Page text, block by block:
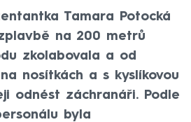
Tamara Potocká
na 200 metrů
zkolabovala a od
nosítkách a s kyslíkovou
odnést záchranáři. Podle
byla